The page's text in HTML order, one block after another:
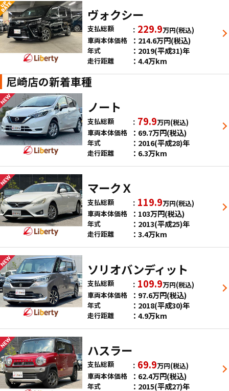
ヴォクシー
支払総額 229.9万円(税込)
車両本体価格
214.6万円(税込)
年式 2019(平成31)年
走行距離 4.4万km
尼崎店の新着車種
ノート
支払総額 79.9万円(税込)
車両本体価格
69.7万円(税込)
年式 2016(平成28)年
走行距離 6.3万km
マークＸ
支払総額 119.9万円(税込)
車両本体価格
103万円(税込)
年式 2013(平成25)年
走行距離 3.4万km
ソリオバンディット
支払総額 109.9万円(税込)
車両本体価格
97.6万円(税込)
年式 2018(平成30)年
走行距離 4.9万km
ハスラー
支払総額 69.9万円(税込)
車両本体価格
62.4万円(税込)
年式 2015(平成27)年